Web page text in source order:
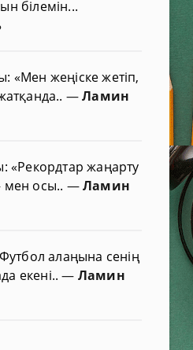
білемін...
«Мен жеңіске жетіп,
—Ламин
«Рекордтар жаңарту
осы.. —Ламин
алаңына сенің
екені..— Ламин